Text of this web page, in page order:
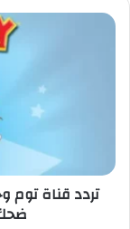
تردد
وعرب
سات..